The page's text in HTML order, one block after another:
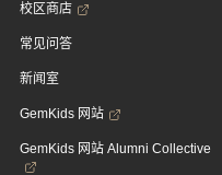
校区商店
常见问答
新闻室
GemKids 网站
GemKids 网站 Alumni Collective